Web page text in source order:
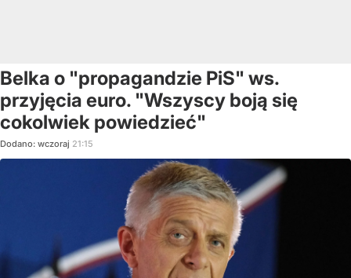
Belka o "propagandzie PiS" ws.
przyjęcia euro. "Wszyscy boją się
cokolwiek powiedzieć"
Dodano: wczoraj 21:15